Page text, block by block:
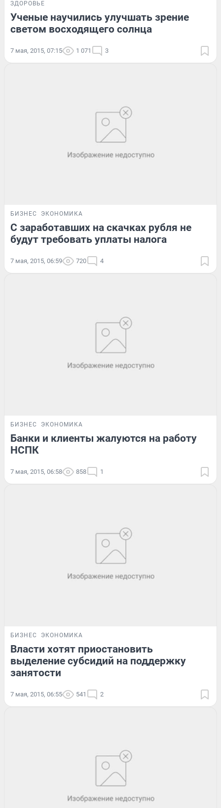
ЗДОРОВЬЕ
Ученые научились улучшать зрение
светом восходящего солнца
7 мая, 2015, 07:15 1 071 3
БИЗНЕС ЭКОНОМИКА
С заработавших на скачках рубля не
будут требовать уплаты налога
7 мая, 2015, 06:59 720 4
БИЗНЕС ЭКОНОМИКА
Банки и клиенты жалуются на работу
НСПК
7 мая, 2015, 06:58 858 1
БИЗНЕС ЭКОНОМИКА
Власти хотят приостановить
выделение субсидий на поддержку
занятости
7 мая, 2015, 06:55 541 2